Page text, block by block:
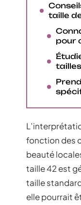
taille
pour
fonction des
beauté
taille 42 est
taille
elle pourrait